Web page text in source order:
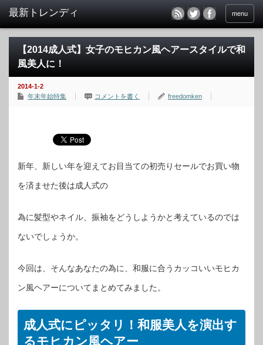
menu
【2014成人式】女子のモヒカン風ヘアースタイルで和
風美人に！
2014-1-2
年末年始特集
コメントを書く freedomken
新年、新しい年を迎えてお目当ての初売りセールでお買い物
を済ませた後は成人式の
為に髪型やネイル、振袖をどうしようかと考えているのでは
ないでしょうか。
今回は、そんなあなたの為に、和服に合うカッコいいモヒカ
ン風ヘアーについてまとめてみました。
成人式にピッタリ！和服美人を演出す
るモヒカン風ヘアー